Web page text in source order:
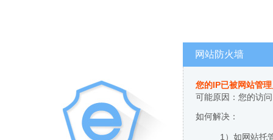
网站防火墙
您的IP已被网站管
可能原因：您的访
如何解决：
1）如网站托